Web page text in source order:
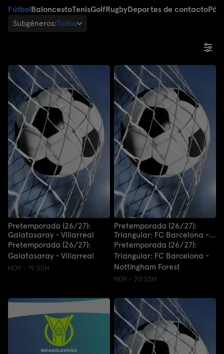
FútbolBaloncestoTenisGolfRugbyDeportes de contacto
Subgéneros:Todos
Pretemporada (26/27):
Galatasaray - Villarreal
Pretemporada (26/27):
Galatasaray - Villarreal
HOY - 19:55H
Pretemporada (26/27):
Triangular: FC Barcelona -
Nottingham Forest
Pretemporada (26/27):
Triangular: FC Barcelona -
Nottingham Forest
HOY - 20:55H